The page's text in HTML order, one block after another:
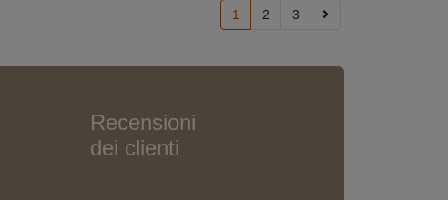
1 2 3
Recensioni
dei clienti